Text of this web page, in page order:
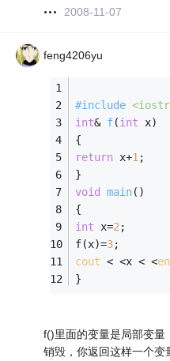
2008-11-07
feng4206yu
#include
int& f(int x)
{
return x+1;
}
void
main()
{
int x=2;
f(x)=3;
cout < <x < <
}
f()里面的变量是局部变量
销毁，你返回这样一个